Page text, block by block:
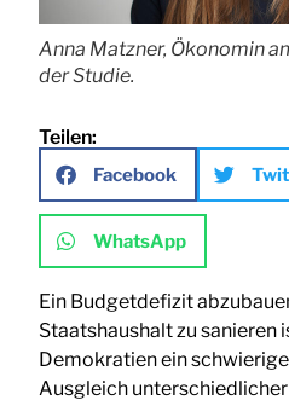
Anna Matzner, Ökonomin
der Studie.
Teilen:
Facebook
WhatsApp
Ein Budgetdefizit
Staatshaushalt zu sanieren
Demokratien ein
Ausgleich